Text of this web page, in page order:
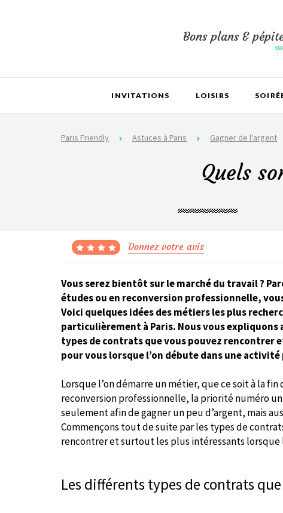
Bons plans &
INVITATIONS LOISIRS
Paris Friendly Astuces à Paris Gagner de l'argent
Quels
Donnez votre avis
Vous serez bientôt sur le marché du travail ?
études ou en reconversion professionnelle,
Voici quelques idées des métiers les plus
particulièrement à Paris. Nous vous
types de contrats que vous pouvez rencontrer
pour vous lorsque l’on débute dans une
Lorsque l’on démarre un métier, que ce soit à la fin
reconversion professionnelle, la priorité numéro
seulement afin de gagner un peu d’argent, mais
Commençons tout de suite par les types de
rencontrer et surtout les plus intéressants lorsque
Les différents types de contrats